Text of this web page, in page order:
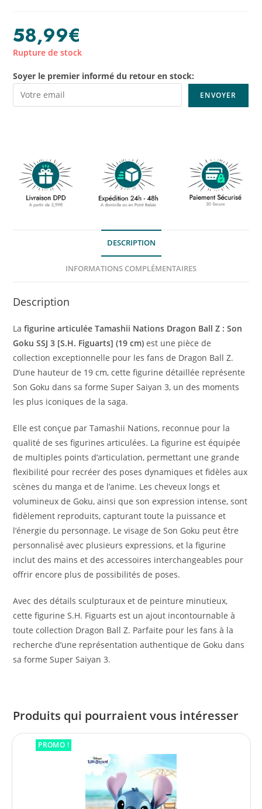
58,99€
Rupture de stock
Soyer le premier informé du retour en stock:
DESCRIPTION
INFORMATIONS COMPLÉMENTAIRES
Description
Lafigurine articulée Tamashii Nations Dragon Ball Z : Son
Goku SSJ 3 [S.H. Figuarts] (19 cm) est une pièce de
collection exceptionnelle pour les fans de Dragon Ball Z.
D’une hauteur de 19 cm, cette figurine détaillée représente
Son Goku dans sa forme Super Saiyan 3, un des moments
les plus iconiques de la saga.
Elle est conçue par Tamashii Nations, reconnue pour la
qualité de ses figurines articulées. La figurine est équipée
de multiples points d’articulation, permettant une grande
flexibilité pour recréer des poses dynamiques et fidèles aux
scènes du manga et de l’anime. Les cheveux longs et
volumineux de Goku, ainsi que son expression intense, sont
fidèlement reproduits, capturant toute la puissance et
l’énergie du personnage. Le visage de Son Goku peut être
personnalisé avec plusieurs expressions, et la figurine
inclut des mains et des accessoires interchangeables pour
offrir encore plus de possibilités de poses.
Avec des détails sculpturaux et de peinture minutieux,
cette figurine S.H. Figuarts est un ajout incontournable à
toute collection Dragon Ball Z. Parfaite pour les fans à la
recherche d’une représentation authentique de Goku dans
sa forme Super Saiyan 3.
Produits qui pourraient vous intéresser
PROMO !